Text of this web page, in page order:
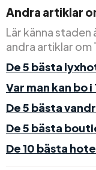
Andra artiklar
Lär känna
andra artiklar om
De 5 bästa
Var man kan bo i
De 5 bästa
De 5 bästa
De 10 bästa